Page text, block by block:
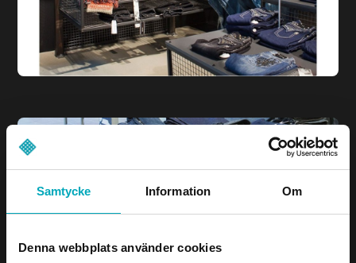
Samtycke Information Om
Denna webbplats använder cookies